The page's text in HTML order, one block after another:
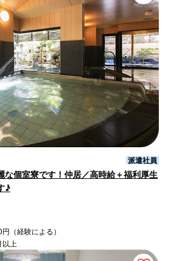
派遣社員
な個室寮です！仲居／高時給＋福利厚生
♪
（経験による）
以上